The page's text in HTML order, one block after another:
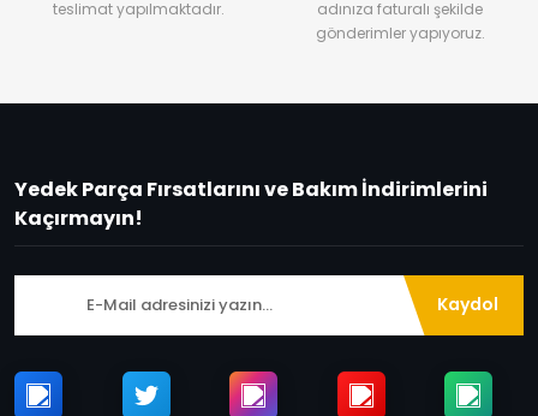
teslimat yapılmaktadır.
adınıza faturalı şekilde
gönderimler yapıyoruz.
Yedek Parça Fırsatlarını ve Bakım İndirimlerini
Kaçırmayın!
Kaydol